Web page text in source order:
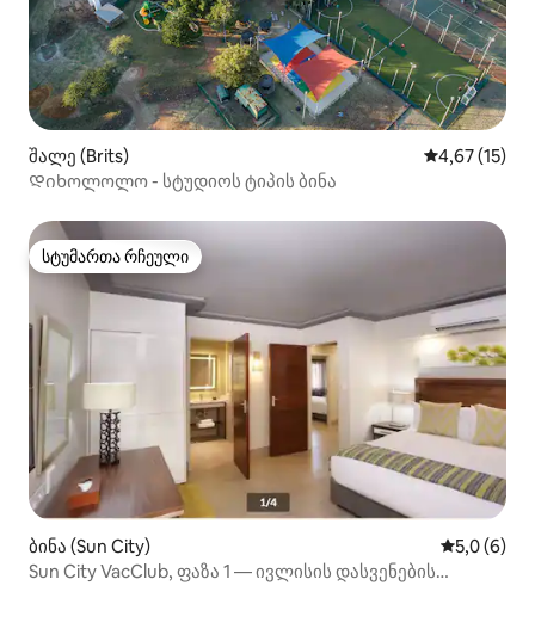
შალე (Brits) საშუალო
4,67 (15)
Დიხოლოლო - სტუდიოს ტიპის ბინა
სტუმართა რჩეული
სტუმართა რჩეული
ბინა (Sun City) საშუალო
5,0 (6)
Sun City VacClub, ფაზა 1 — ივლისის დასვენების